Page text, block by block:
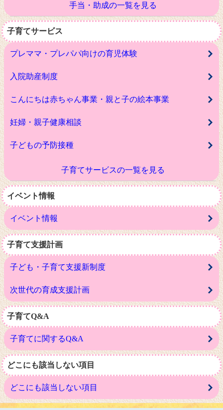
手当・助成の一覧を見る
子育てサービス
プレママ・プレパパ向けの育児体験
入院助産制度
こんにちは赤ちゃん事業・親と子の絵本事業
妊婦・親子健康相談
子どもの予防接種
子育てサービスの一覧を見る
イベント情報
イベント情報
子育て支援計画
子ども・子育て支援新制度
次世代の育成支援計画
子育てQ&A
子育てに関するQ&A
どこにも該当しない項目
どこにも該当しない項目